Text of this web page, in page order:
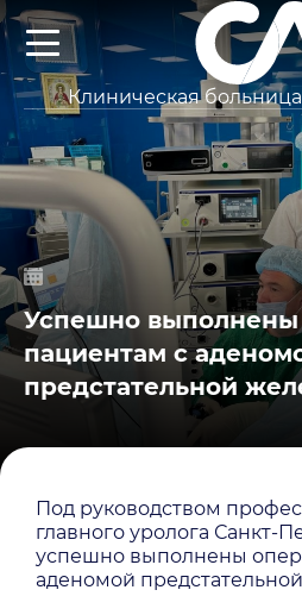
Клиническая
Успешно
пациентам с
предстательной
Под руководством
главного уролога Санкт-
успешно выполнены
аденомой